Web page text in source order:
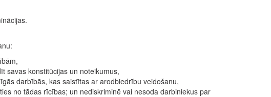
savas konstitūcijas un noteikumus,
darbībās, kas saistītas ar arodbiedrību veidošanu,
no tādas rīcības; un nediskriminē vai nesoda darbiniekus par